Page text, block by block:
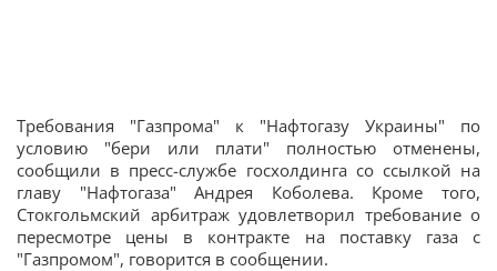
Требования "Газпрома" к "Нафтогазу Украины" по
условию "бери или плати" полностью отменены,
сообщили в пресс-службе госхолдинга со ссылкой на
главу "Нафтогаза" Андрея Коболева. Кроме того,
Стокгольмский арбитраж удовлетворил требование о
пересмотре цены в контракте на поставку газа с
"Газпромом", говорится в сообщении.